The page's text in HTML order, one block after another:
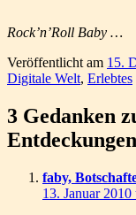
Rock’n’Roll Baby …
Veröffentlicht am 15.
Digitale Welt, Erlebtes
3 Gedanken
faby,
13. Januar